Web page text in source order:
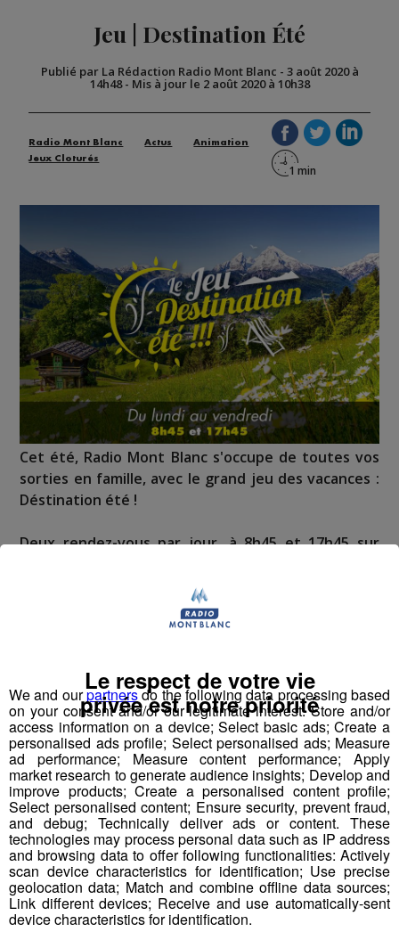
Jeu | Destination Été
Publié par La Rédaction Radio Mont Blanc - 3 août 2020 à
14h48- Mis à jour le 2 août 2020 à 10h38
Radio Mont Blanc Actus
Animation
Jeux Cloturés
Cet été, Radio Mont Blanc s'occupe de toutes vos
sorties en famille, avec le grand jeu des vacances :
Déstination été !
Deux rendez-vous par jour, à 8h45 et 17h45 sur
Déstination été ! Une question...une destination !
bon choix entre les 3 réponses pour repartir avec vos
entrées pour un maximum d'activités dans la région !
Inscription par téléphone toute la journée pour
participer aux 2 tirages au sort par jour à 8h45 et 17h45.
Appelez le standard au 04 50 58 24 09
Pour cette semaine on vous offre vos entrées pour vous
et la personne de votre choix pourWALIBI RHONE
ALPES!
Nathan est allé tester pour vousVerticalp Émosson,
dans la Vallée du Trient:
We and ourpartnersdo the following data processing based
on your consent and/or our legitimate interest: Store and/or
access information on a device; Select basic ads; Create a
personalised ads profile; Select personalised ads; Measure
ad performance; Measure content performance; Apply
market research to generate audience insights; Develop and
improve products; Create a personalised content profile;
Select personalised content; Ensure security, prevent fraud,
and debug; Technically deliver ads or content. These
technologies may process personal data such as IP address
and browsing data to offer following functionalities: Actively
scan device characteristics for identification; Use precise
geolocation data; Match and combine offline data sources;
Link different devices; Receive and use automatically-sent
device characteristics for identification.
Le respect de votre vie
privée est notre priorité